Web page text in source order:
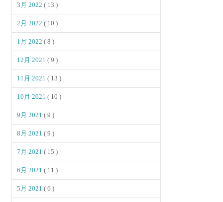
3月 2022( 13 )
2月 2022( 10 )
1月 2022( 8 )
12月 2021( 9 )
11月 2021( 13 )
10月 2021( 10 )
9月 2021( 9 )
8月 2021( 9 )
7月 2021( 15 )
6月 2021( 11 )
5月 2021( 6 )